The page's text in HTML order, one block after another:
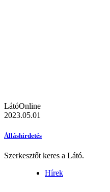
LátóOnline
2023.05.01
Álláshirdetés
Szerkesztőt keres a Látó.
Hírek